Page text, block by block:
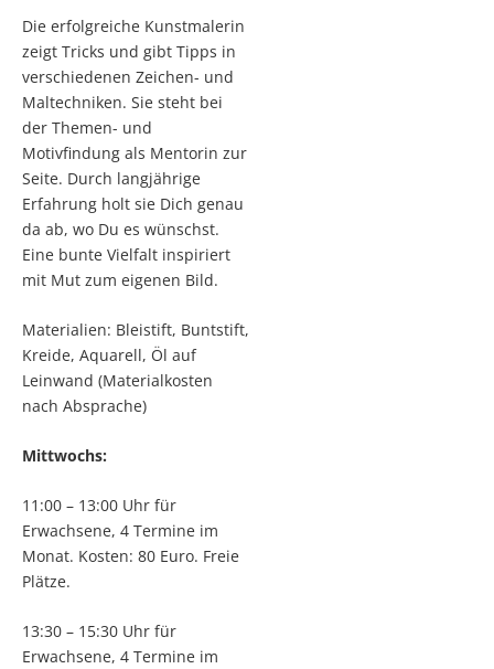
Die erfolgreiche Kunstmalerin
zeigt Tricks und gibt Tipps in
verschiedenen Zeichen- und
Maltechniken. Sie steht bei
der Themen- und
Motivfindung als Mentorin zur
Seite. Durch langjährige
Erfahrung holt sie Dich genau
da ab, wo Du es wünschst.
Eine bunte Vielfalt inspiriert
mit Mut zum eigenen Bild.
Materialien: Bleistift, Buntstift,
Kreide, Aquarell, Öl auf
Leinwand (Materialkosten
nach Absprache)
Mittwochs:
11:00 – 13:00 Uhr für
Erwachsene, 4 Termine im
Monat. Kosten: 80 Euro. Freie
Plätze.
13:30 – 15:30 Uhr für
Erwachsene, 4 Termine im